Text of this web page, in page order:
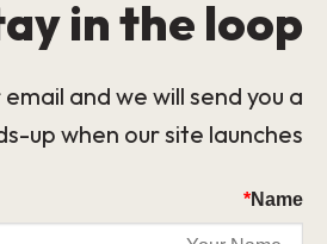
in the loop!
and we will send you a
up when our site launches.
Name
*